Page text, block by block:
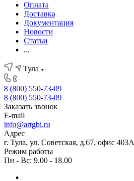
Оплата
Доставка
Документация
Новости
Статьи
...
Тула
8 (800) 550-73-09
8 (800) 550-73-09
Заказать звонок
E-mail
info@artgbi.ru
Адрес
г. Тула, ул. Советская, д.67, офис 403А
Режим работы
Пн - Вс: 9.00 - 18.00